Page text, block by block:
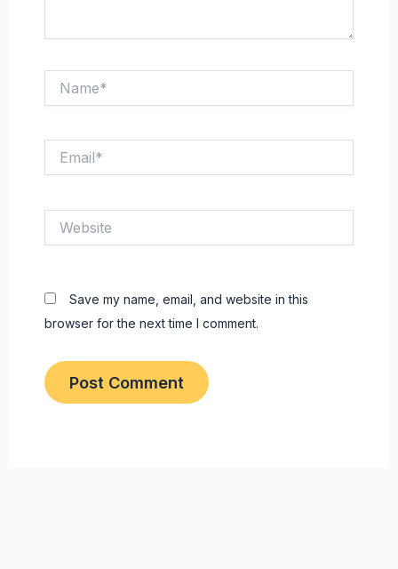
Save my name, email, and website in this
browser for the next time I comment.